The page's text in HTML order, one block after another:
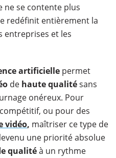
ne se contente plus
redéfinit entièrement la
entreprises et les
artificielle permet
de haute qualitésans
onéreux. Pour
ou pour des
vidéo, maîtriser ce type de
une priorité absolue
qualitéà un rythme